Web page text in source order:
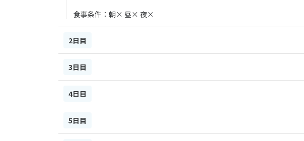
食事条件：朝× 昼× 夜×
2日目
3日目
4日目
5日目